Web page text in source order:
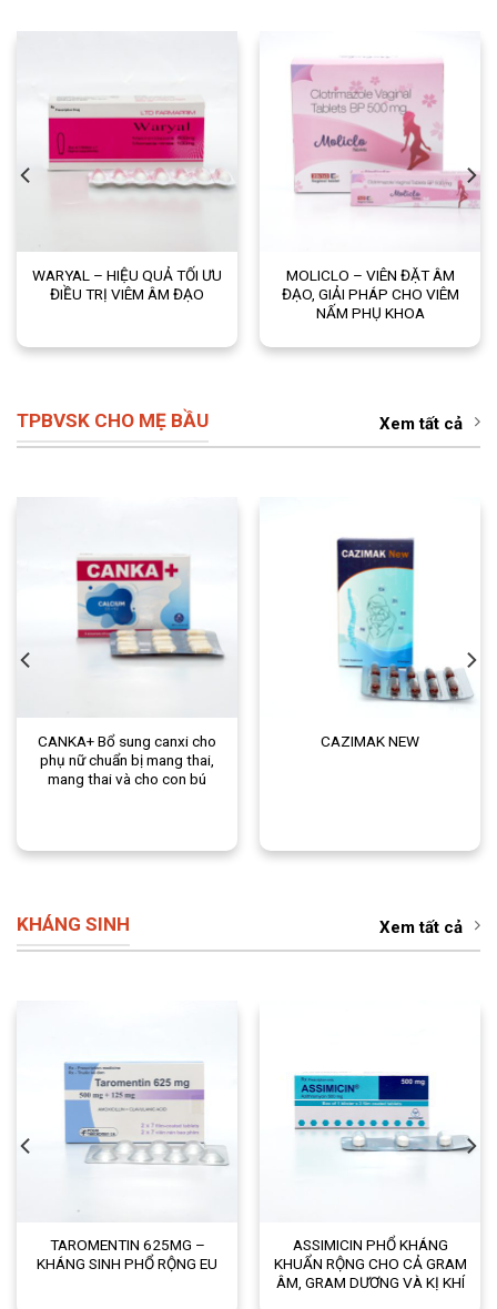
WARYAL – HIỆU QUẢ TỐI ƯU
ĐIỀU TRỊ VIÊM ÂM ĐẠO
MOLICLO – VIÊN ĐẶT ÂM
ĐẠO, GIẢI PHÁP CHO VIÊM
NẤM PHỤ KHOA
TPBVSK CHO MẸ BẦU Xem tất cả
CANKA+ Bổ sung canxi cho
phụ nữ chuẩn bị mang thai,
mang thai và cho con bú
CAZIMAK NEW
KHÁNG SINH Xem tất cả
TAROMENTIN 625MG –
KHÁNG SINH PHỔ RỘNG EU
ASSIMICIN PHỔ KHÁNG
KHUẨN RỘNG CHO CẢ GRAM
ÂM, GRAM DƯƠNG VÀ KỊ KHÍ